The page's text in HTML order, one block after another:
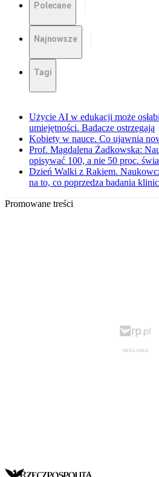
Polecane
Najnowsze
Tagi
Użycie AI w edukacji może
umiejętności. Badacze ostrzegają
Kobiety w nauce. Co ujawnia
Prof. Magdalena Żadkowska:
opisywać 100, a nie 50 proc.
Dzień Walki z Rakiem.
na to, co poprzedza badania
Promowane treści